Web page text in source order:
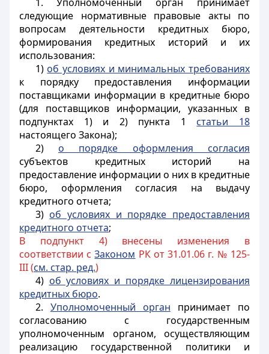
следующие нормативные правовые акты по
вопросам деятельности кредитных бюро,
формирования кредитных историй и их
использования:
1) об условиях и минимальных требованиях
к порядку предоставления информации
поставщиками информации в кредитные бюро
(для поставщиков информации, указанных в
подпунктах 1) и 2) пункта 1 статьи 18
настоящего Закона);
2) о порядке оформления согласия
субъектов кредитных историй на
предоставление информации о них в кредитные
бюро, оформления согласия на выдачу
кредитного отчета;
3) об условиях и порядке предоставления
кредитного отчета;
В подпункт 4) внесены изменения в
соответствии сЗаконом РК от 31.01.06 г. № 125-
III (см. стар. ред.)
4) об условиях и порядке лицензирования
кредитных бюро.
2. Уполномоченный орган принимает по
согласованию с государственным
уполномоченным органом, осуществляющим
реализацию государственной политики и